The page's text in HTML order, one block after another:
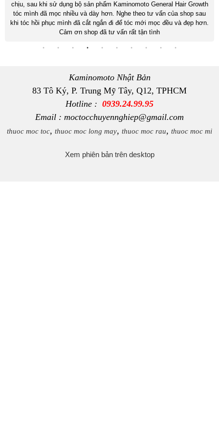
chịu, sau khi sử dụng bộ sản phẩm Kaminomoto General Hair Growth
tóc mình đã mọc nhiều và dày hơn. Nghe theo tư vấn của shop sau
khi tóc hồi phục mình đã cắt ngắn đi để tóc mới mọc đều và đẹp hơn.
Cảm ơn shop đã tư vấn rất tận tình
Kaminomoto Nhật Bản
83 Tô Ký, P. Trung Mỹ Tây, Q12, TPHCM
Hotline : 0939.24.99.95
Email : moctocchuyennghiep@gmail.com
thuoc moc toc, thuoc moc long may, thuoc moc rau, thuoc moc mi
Xem phiên bản trên desktop